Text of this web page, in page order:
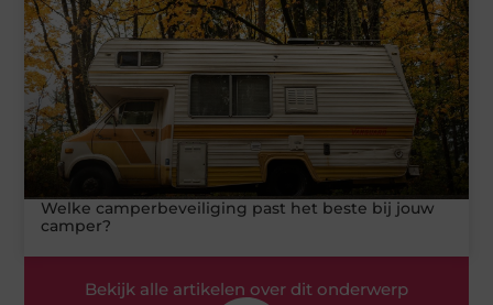
Welke camperbeveiliging past het beste bij jouw
camper?
Bekijk alle artikelen over dit onderwerp